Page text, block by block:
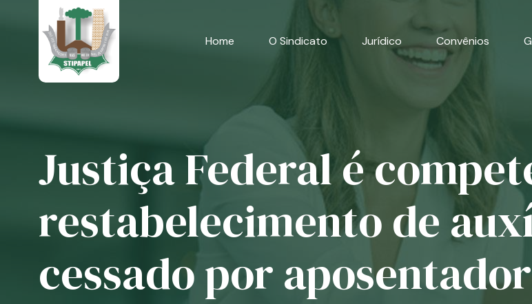
Home O Sindicato Jurídico Convênios
Justiça Federal é
restabelecimento de
cessado por